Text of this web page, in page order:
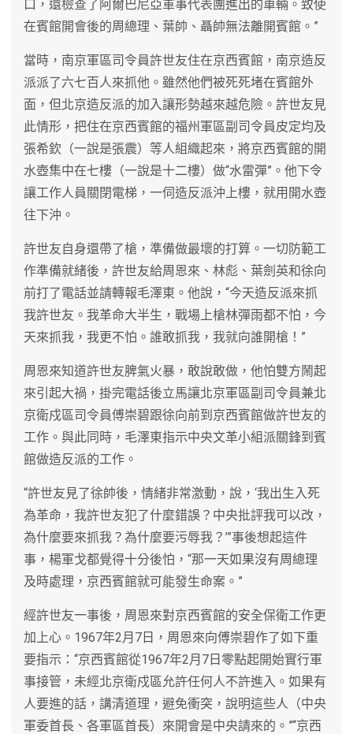
口，還檢查了阿爾巴尼亞軍事代表團進出的車輛。致使
在賓館開會後的周總理、葉帥、聶帥無法離開賓館。”
當時，南京軍區司令員許世友住在京西賓館，南京造反
派派了六七百人來抓他。雖然他們被死死堵在賓館外
面，但北京造反派的加入讓形勢越來越危險。許世友見
此情形，把住在京西賓館的福州軍區副司令員皮定均及
張希欽（一說是張震）等人組織起來，將京西賓館的開
水壺集中在七樓（一說是十二樓）做“水雷彈”。他下令
讓工作人員關閉電梯，一伺造反派沖上樓，就用開水壺
往下沖。
許世友自身還帶了槍，準備做最壞的打算。一切防範工
作準備就緒後，許世友給周恩來、林彪、葉劍英和徐向
前打了電話並請轉報毛澤東。他說，“今天造反派來抓
我許世友。我革命大半生，戰場上槍林彈雨都不怕，今
天來抓我，我更不怕。誰敢抓我，我就向誰開槍！”
周恩來知道許世友脾氣火暴，敢說敢做，他怕雙方鬧起
來引起大禍，掛完電話後立馬讓北京軍區副司令員兼北
京衛戍區司令員傅崇碧跟徐向前到京西賓館做許世友的
工作。與此同時，毛澤東指示中央文革小組派關鋒到賓
館做造反派的工作。
“許世友見了徐帥後，情緒非常激動，說，‘我出生入死
為革命，我許世友犯了什麼錯誤？中央批評我可以改，
為什麼要來抓我？為什麼要污辱我？’”事後想起這件
事，楊軍戈都覺得十分後怕，“那一天如果沒有周總理
及時處理，京西賓館就可能發生命案。”
經許世友一事後，周恩來對京西賓館的安全保衛工作更
加上心。1967年2月7日，周恩來向傅崇碧作了如下重
要指示：“京西賓館從1967年2月7日零點起開始實行軍
事接管，未經北京衛戍區允許任何人不許進入。如果有
人要進的話，講清道理，避免衝突，說明這些人（中央
軍委首長、各軍區首長）來開會是中央請來的。”“京西